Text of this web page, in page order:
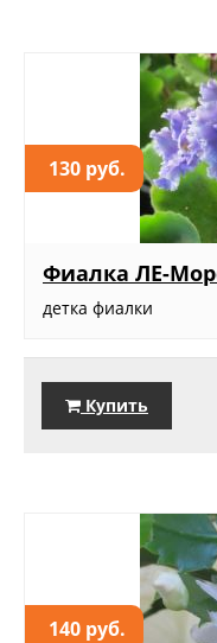
130 руб.
Фиалка ЛЕ-
детка фиалки
Купить
140 руб.